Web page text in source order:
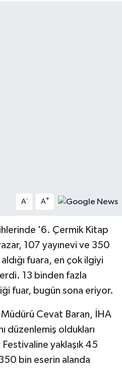
A- A+
'6. Çermik Kitap
107 yayınevi ve 350
fuara, en çok ilgiyi
13 binden fazla
fuar, bugün sona eriyor.
Cevat Baran, İHA
düzenlemiş oldukları
yaklaşık 45
bin eserin alanda